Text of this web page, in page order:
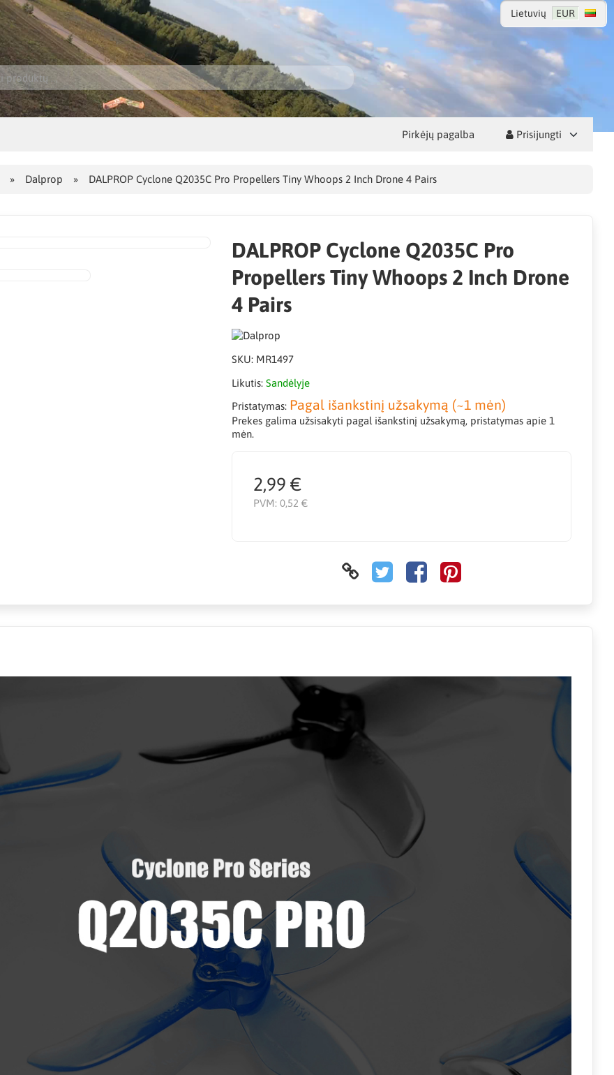
Lietuvių EUR
Pirkėjų pagalba Prisijungti
Dalprop DALPROP Cyclone Q2035C Pro Propellers Tiny Whoops 2 Inch Drone 4 Pairs
DALPROP Cyclone Q2035C Pro
Propellers Tiny Whoops 2 Inch Drone
4 Pairs
SKU: MR1497
Likutis:Sandėlyje
Pristatymas: Pagal išankstinį užsakymą (~1 mėn)
Prekes galima užsisakyti pagal išankstinį užsakymą, pristatymas apie 1
mėn.
2,99 €
PVM:0,52 €